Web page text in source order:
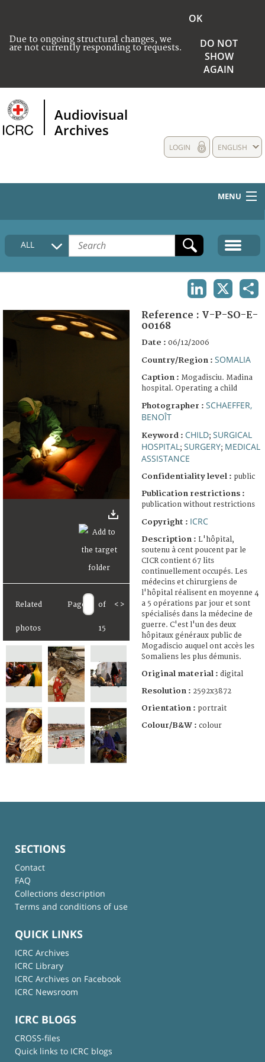
Due to ongoing structural changes, we
are not currently responding to requests.
OK
DO NOT
SHOW
AGAIN
Audiovisual
Archives
ENGLISH
LOGIN
MENU
HOME
COLLECTIONS DESCRIPTION
FAQ
ALL
Related
photos
Page of
15
< >
Reference : V-P-SO-E-
00168
Date : 06/12/2006
Country/Region : SOMALIA
Caption : Mogadisciu. Madina
hospital. Operating a child
Photographer : SCHAEFFER,
BENOÎT
Keyword : CHILD; SURGICAL
HOSPITAL ; SURGERY; MEDICAL
ASSISTANCE
Confidentiality level : public
Publication restrictions :
publication without restrictions
Copyright : ICRC
Description : L'hôpital,
soutenu à cent poucent par le
CICR contient 67 lits
continuellement occupés. Les
médecins et chirurgiens de
l'hôpital réalisent en moyenne 4
a 5 opérations par jour et sont
spécialisés dans la médecine de
guerre. C'est l'un des deux
hôpitaux généraux public de
Mogadiscio auquel ont accès les
Somaliens les plus démunis.
Original material : digital
Resolution : 2592x3872
Orientation : portrait
Colour/B&W : colour
SECTIONS
Contact
FAQ
Collections description
Terms and conditions of use
QUICK LINKS
ICRC Archives
ICRC Library
ICRC Archives on Facebook
ICRC Newsroom
ICRC BLOGS
CROSS-files
Quick links to ICRC blogs